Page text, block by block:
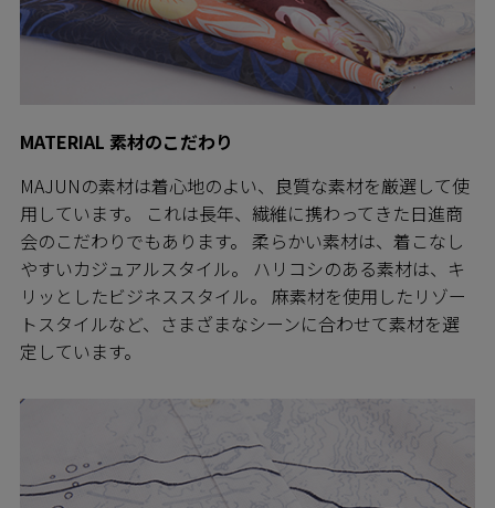
MATERIAL 素材のこだわり
MAJUNの素材は着心地のよい、良質な素材を厳選して使
用しています。 これは長年、繊維に携わってきた日進商
会のこだわりでもあります。 柔らかい素材は、着こなし
やすいカジュアルスタイル。 ハリコシのある素材は、キ
リッとしたビジネススタイル。 麻素材を使用したリゾー
トスタイルなど、さまざまなシーンに合わせて素材を選
定しています。